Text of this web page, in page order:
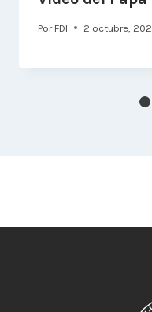
Por FDI 2 octubre,